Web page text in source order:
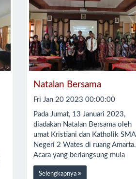
Natalan Bersama
Fri Jan 20 2023 00:00:00
Pada Jumat, 13 Januari 2023,
diadakan Natalan Bersama oleh
umat Kristiani dan Katholik SMA
Negeri 2 Wates di ruang Amarta.
Acara yang berlangsung mula
Selengkapnya